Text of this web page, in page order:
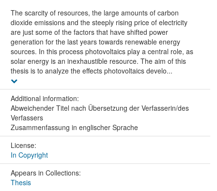
The scarcity of resources, the large amounts of carbon
dioxide emissions and the steeply rising price of electricity
are just some of the factors that have shifted power
generation for the last years towards renewable energy
sources. In this process photovoltaics play a central role, as
solar energy is an inexhaustible resource. The aim of this
thesis is to analyze the effects photovoltaics develo...
Additional information:
Abweichender Titel nach Übersetzung der Verfasserin/des
Verfassers
Zusammenfassung in englischer Sprache
License:
In Copyright
Appears in Collections:
Thesis